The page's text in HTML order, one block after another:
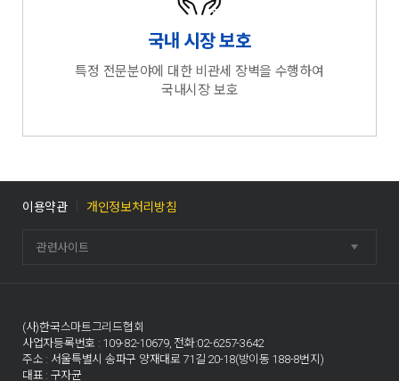
국내 시장 보호
특정 전문분야에 대한 비관세 장벽을 수행하여
국내시장 보호
이용약관 개인정보처리방침
관련사이트
(사)한국스마트그리드협회
사업자등록번호 : 109-82-10679, 전화:02-6257-3642
주소 : 서울특별시 송파구 양재대로 71길 20-18(방이동 188-8번지)
대표 : 구자균